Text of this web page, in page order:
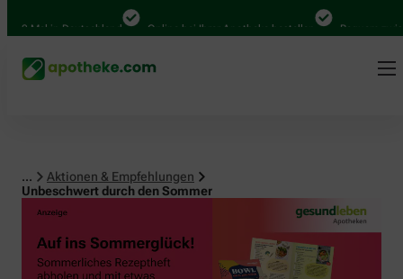
Mal in Deutschland Online bei Ihrer Apotheke bestellen Bequem
...
Aktionen & Empfehlungen
Unbeschwert durch den Sommer